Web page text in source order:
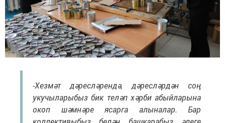
-Хезмәт дәресләрендә, дәресләрдән соң
укучыларыбыз бик теләп хәрби абыйларына
окоп шәмнәре ясарга алыналар. Бар